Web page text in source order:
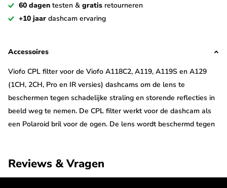
60 dagen testen & gratis retourneren
+10 jaar dashcam ervaring
Accessoires
Viofo CPL filter voor de Viofo A118C2, A119, A119S en A129
(1CH, 2CH, Pro en IR versies) dashcams om de lens te
beschermen tegen schadelijke straling en storende reflecties in
beeld weg te nemen. De CPL filter werkt voor de dashcam als
een Polaroid bril voor de ogen. De lens wordt beschermd tegen
uitstek geschikt voor het filmen in zonnige omstandigheden.
Reviews & Vragen